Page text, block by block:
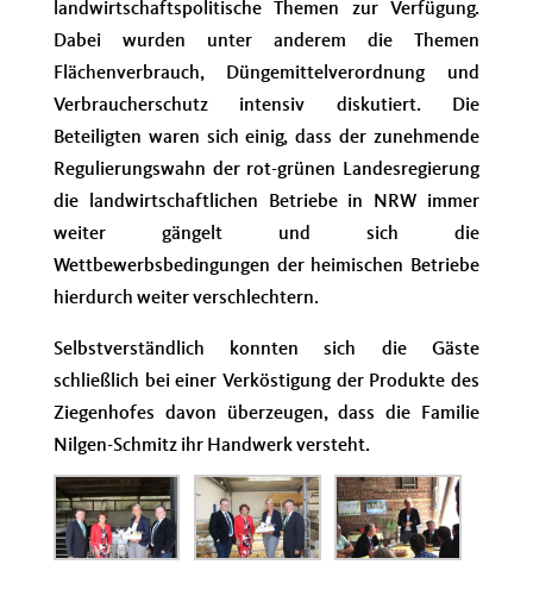
landwirtschaftspolitische Themen zur Verfügung.
Dabei wurden unter anderem die Themen
Flächenverbrauch, Düngemittelverordnung und
Verbraucherschutz intensiv diskutiert. Die
Beteiligten waren sich einig, dass der zunehmende
Regulierungswahn der rot-grünen Landesregierung
die landwirtschaftlichen Betriebe in NRW immer
weiter gängelt und sich die
Wettbewerbsbedingungen der heimischen Betriebe
hierdurch weiter verschlechtern.
Selbstverständlich konnten sich die Gäste
schließlich bei einer Verköstigung der Produkte des
Ziegenhofes davon überzeugen, dass die Familie
Nilgen-Schmitz ihr Handwerk versteht.